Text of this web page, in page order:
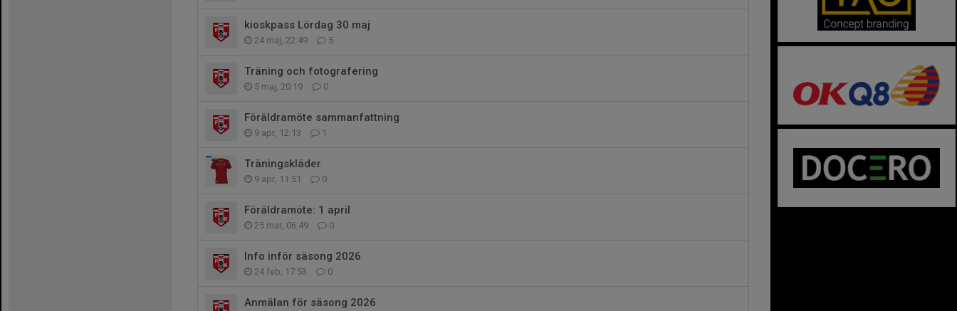
kioskpass Lördag 30 maj
24 maj, 22:49 5
Träning och fotografering
5 maj, 20:19 0
Föräldramöte sammanfattning
9 apr, 12:13 1
Träningskläder
9 apr, 11:51 0
Föräldramöte: 1 april
25 mar, 06:49 0
Info inför säsong 2026
24 feb, 17:53 0
Anmälan för säsong 2026